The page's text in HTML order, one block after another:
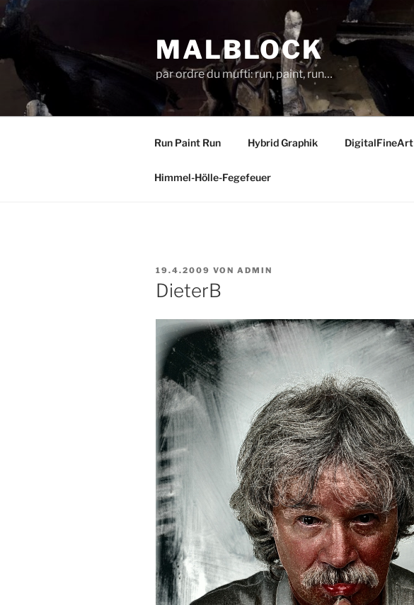
Zum
Inhalt
MALBLOCK
par ordre du mufti: run, paint, run…
Run Paint Run Hybrid Graphik DigitalFineArt
Himmel-Hölle-Fegefeuer
VERÖFFENTLICHT
AM
19.4.2009 VON ADMIN
DieterB